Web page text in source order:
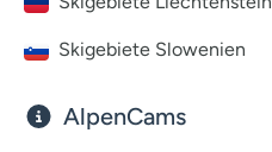
Skigebiete Slowenien
AlpenCams